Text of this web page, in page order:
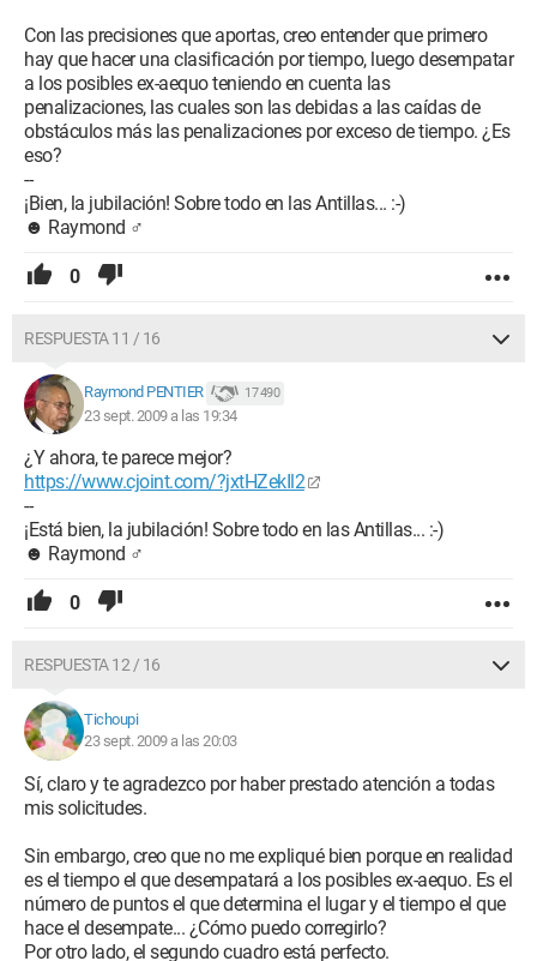
Con las precisiones que aportas, creo entender que primero
hay que hacer una clasificación por tiempo, luego desempatar
a los posibles ex-aequo teniendo en cuenta las
penalizaciones, las cuales son las debidas a las caídas de
obstáculos más las penalizaciones por exceso de tiempo. ¿Es
eso?
--
¡Bien, la jubilación! Sobre todo en las Antillas... :-)
☻ Raymond ♂
0
RESPUESTA 11 / 16
Raymond PENTIER 17 490
23 sept. 2009 a las 19:34
¿Y ahora, te parece mejor?
https://www.cjoint.com/?jxtHZekIl2
--
¡Está bien, la jubilación! Sobre todo en las Antillas... :-)
☻ Raymond ♂
0
RESPUESTA 12 / 16
Tichoupi
23 sept. 2009 a las 20:03
Sí, claro y te agradezco por haber prestado atención a todas
mis solicitudes.
Sin embargo, creo que no me expliqué bien porque en realidad
es el tiempo el que desempatará a los posibles ex-aequo. Es el
número de puntos el que determina el lugar y el tiempo el que
hace el desempate... ¿Cómo puedo corregirlo?
Por otro lado, el segundo cuadro está perfecto.